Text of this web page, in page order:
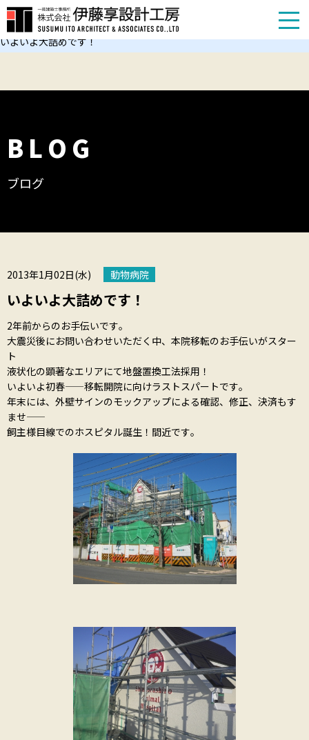
TOP
お知らせ
いよいよ大詰めです！
BLOG
ブログ
2013年1月02日(水) 動物病院
いよいよ大詰めです！
2年前からのお手伝いです。
大震災後にお問い合わせいただく中、本院移転のお手伝いがスター
ト―――
液状化の顕著なエリアにて―――地盤置換工法採用！
いよいよ初春―――――移転開院に向けラストスパートです。
年末には、外壁サインのモックアップによる確認、修正、決済もす
ませ―――――
飼主様目線でのホスピタル誕生！―――間近です。